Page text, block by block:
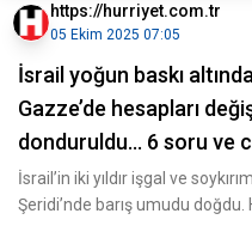
https://hurriyet.com.tr
05 Ekim 2025 07:05
İsrail yoğun baskı
Gazze’de hesapları
donduruldu... 6 soru ve
İsrail’in iki yıldır işgal ve
Şeridi’nde barış umudu doğdu.